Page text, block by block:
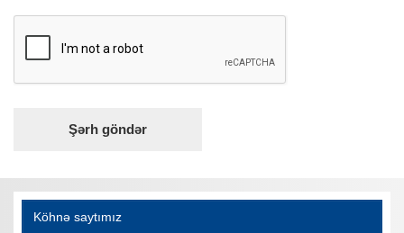
Köhnə saytımız